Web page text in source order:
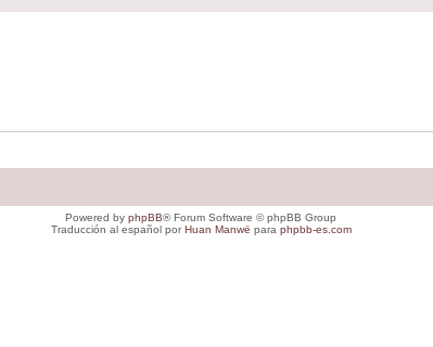
Powered by phpBB® Forum Software © phpBB Group
Traducción al español porHuan Manwë para phpbb-es.com